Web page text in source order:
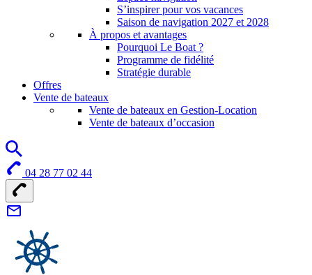
S’inspirer pour vos vacances
Saison de navigation 2027 et 2028
À propos et avantages
Pourquoi Le Boat ?
Programme de fidélité
Stratégie durable
Offres
Vente de bateaux
Vente de bateaux en Gestion-Location
Vente de bateaux d’occasion
04 28 77 02 44